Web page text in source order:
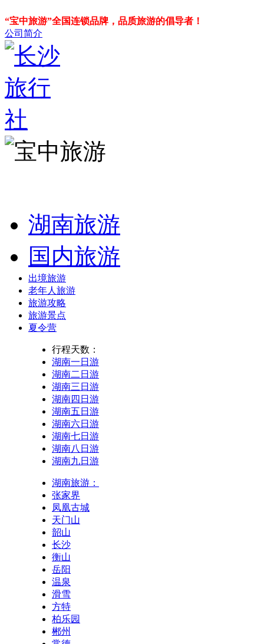
“宝中旅游”全国连锁品牌，品质旅游的倡导者！
公司简介
湖南旅游
国内旅游
出境旅游
老年人旅游
旅游攻略
旅游景点
夏令营
行程天数：
湖南一日游
湖南二日游
湖南三日游
湖南四日游
湖南五日游
湖南六日游
湖南七日游
湖南八日游
湖南九日游
湖南旅游：
张家界
凤凰古城
天门山
韶山
长沙
衡山
岳阳
温泉
滑雪
方特
柏乐园
郴州